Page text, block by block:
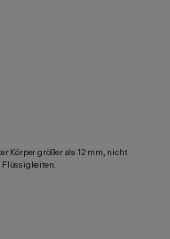
Körper größer als 12 mm, nicht